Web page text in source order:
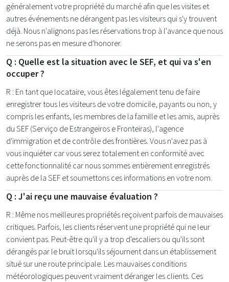
généralement votre propriété du marché afin que les visites et
autres événements ne dérangent pas les visiteurs qui s'y trouvent
déjà. Nous n'alignons pas les réservations trop à l'avance que nous
ne serons pas en mesure d'honorer.
Q : Quelle est la situation avec le SEF, et qui va s'en
occuper ?
R : En tant que locataire, vous êtes légalement tenu de faire
enregistrer tous les visiteurs de votre domicile, payants ou non, y
compris les enfants, les membres de la famille et les amis, auprès
du SEF (Serviço de Estrangeiros e Fronteiras), l'agence
d'immigration et de contrôle des frontières. Vous n'avez pas à
vous inquiéter car vous serez totalement en conformité avec
cette fonctionnalité car nous sommes entièrement enregistrés
auprès de la SEF et soumettons ces informations en votre nom.
Q : J'ai reçu une mauvaise évaluation ?
R : Même nos meilleures propriétés reçoivent parfois de mauvaises
critiques. Parfois, les clients réservent une propriété qui ne leur
convient pas. Peut-être qu'il y a trop d'escaliers ou qu'ils sont
dérangés par le bruit lorsqu'ils séjournent dans un établissement
situé sur une route principale. Les mauvaises conditions
météorologiques peuvent vraiment déranger les clients. Ces